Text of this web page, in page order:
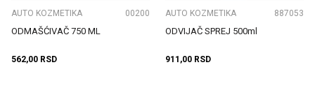
AUTO KOZMETIKA 00200
ODMAŠĆIVAČ 750 ML
562,00 RSD
AUTO KOZMETIKA 887053
ODVIJAČ SPREJ 500ml
911,00 RSD